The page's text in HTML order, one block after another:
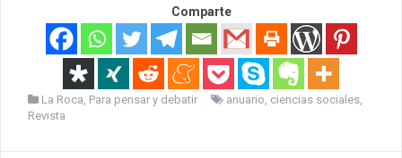
Comparte
La Roca Para pensar y debatir anuario ciencias sociales
Revista